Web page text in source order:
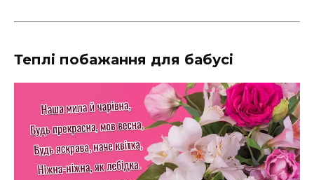
Теплі побажання для бабусі